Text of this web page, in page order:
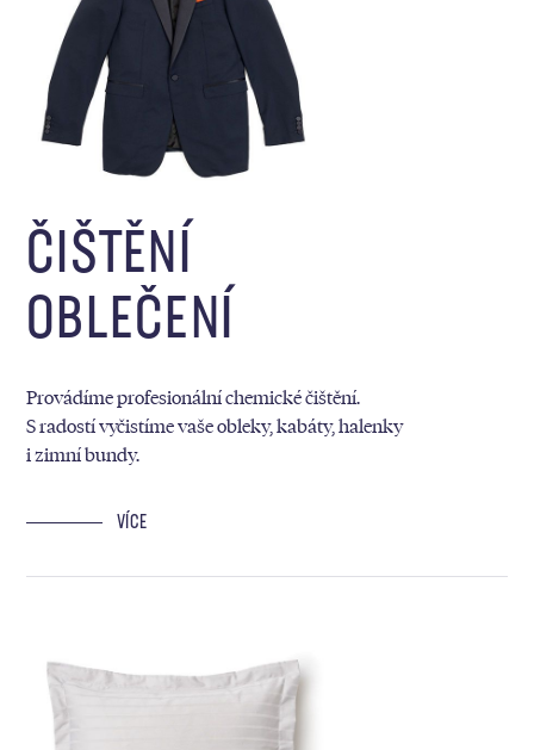
ČIŠTĚNÍ
OBLEČENÍ
Provádíme profesionální chemické čištění.
S radostí vyčistíme vaše obleky, kabáty, halenky
i zimní bundy.
VÍCE